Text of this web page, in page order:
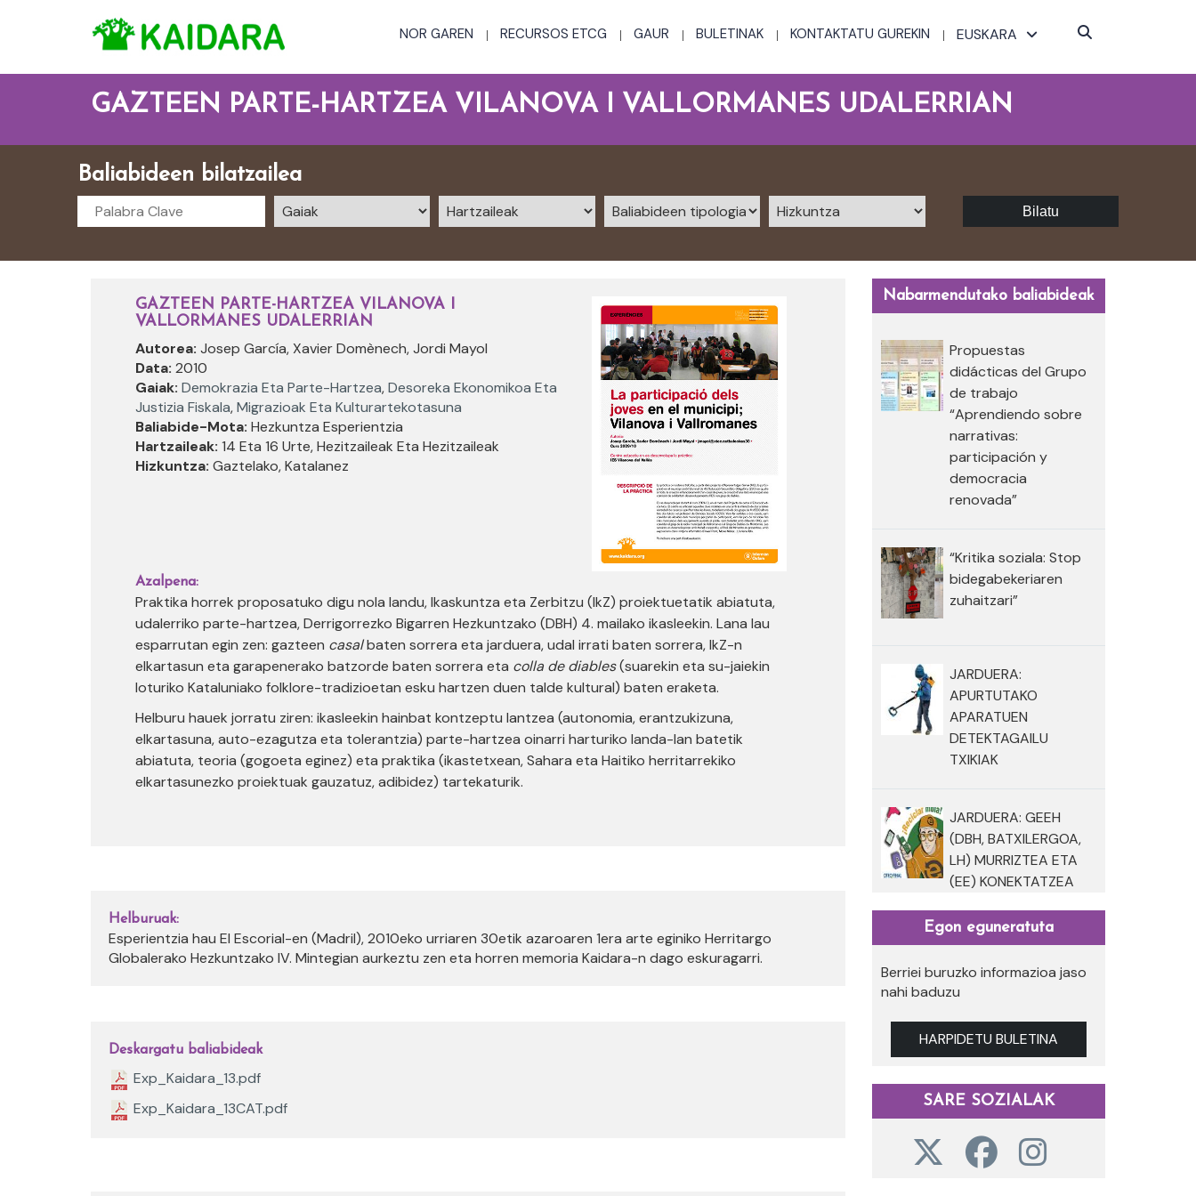
NOR GAREN RECURSOS ETCG GAUR BULETINAK KONTAKTATU GUREKIN EUSKARA
GAZTEEN PARTE-HARTZEA VILANOVA I VALLORMANES UDALERRIAN
Baliabideen bilatzailea
Bilatu
GAZTEEN PARTE-HARTZEA VILANOVA I
VALLORMANES UDALERRIAN
Autorea: Josep García, Xavier Domènech, Jordi Mayol
Data: 2010
Gaiak: Demokrazia Eta Parte-Hartzea,Desoreka Ekonomikoa Eta
Justizia Fiskala,Migrazioak Eta Kulturartekotasuna
Baliabide-Mota: Hezkuntza Esperientzia
Hartzaileak: 14 Eta 16 Urte, Hezitzaileak Eta Hezitzaileak
Hizkuntza: Gaztelako, Katalanez
Azalpena:
Praktika horrek proposatuko digu nola landu, Ikaskuntza eta Zerbitzu (IkZ) proiektuetatik abiatuta,
udalerriko parte-hartzea, Derrigorrezko Bigarren Hezkuntzako (DBH) 4. mailako ikasleekin. Lana lau
esparrutan egin zen: gazteen casalbaten sorrera eta jarduera, udal irrati baten sorrera, IkZ-n
elkartasun eta garapenerako batzorde baten sorrera eta colla de diables(suarekin eta su-jaiekin
loturiko Kataluniako folklore-tradizioetan esku hartzen duen talde kultural) baten eraketa.
Helburu hauek jorratu ziren: ikasleekin hainbat kontzeptu lantzea (autonomia, erantzukizuna,
elkartasuna, auto-ezagutza eta tolerantzia) parte-hartzea oinarri harturiko landa-lan batetik
abiatuta, teoria (gogoeta eginez) eta praktika (ikastetxean, Sahara eta Haitiko herritarrekiko
elkartasunezko proiektuak gauzatuz, adibidez) tartekaturik.
Helburuak:
Esperientzia hau El Escorial-en (Madril), 2010eko urriaren 30etik azaroaren 1era arte eginiko Herritargo
Globalerako Hezkuntzako IV. Mintegian aurkeztu zen eta horren memoria Kaidara-n dago eskuragarri.
Deskargatu baliabideak
Exp_Kaidara_13.pdf
Exp_Kaidara_13CAT.pdf
Nabarmendutako baliabideak
Propuestas
didácticas del Grupo
de trabajo
“Aprendiendo sobre
narrativas:
participación y
democracia
renovada”
“Kritika soziala: Stop
bidegabekeriaren
zuhaitzari”
JARDUERA:
APURTUTAKO
APARATUEN
DETEKTAGAILU
TXIKIAK
JARDUERA: GEEH
(DBH, BATXILERGOA,
LH) MURRIZTEA ETA
(EE) KONEKTATZEA
Egon eguneratuta
Berriei buruzko informazioa jaso
nahi baduzu
HARPIDETU BULETINA
SARE SOZIALAK